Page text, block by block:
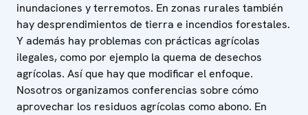
inundaciones y terremotos. En zonas rurales también
hay desprendimientos de tierra e incendios forestales.
Y además hay problemas con prácticas agrícolas
ilegales, como por ejemplo la quema de desechos
agrícolas. Así que hay que modificar el enfoque.
Nosotros organizamos conferencias sobre cómo
aprovechar los residuos agrícolas como abono. En